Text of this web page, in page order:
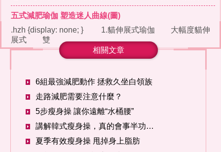
活的絛蟲卵!吃了這
五式減肥瑜伽 塑造迷人曲線(圖)
.hzh {display: none; } 1.貓伸展式瑜伽 大幅度貓伸
展式 雙
相關文章
6組最強減肥動作 拯救久坐白領族
走路減肥需要注意什麼？
5步瘦身操 讓你遠離“水桶腰”
講解韓式瘦身操，真的會事半功倍啊
夏季有效瘦身操 甩掉身上脂肪